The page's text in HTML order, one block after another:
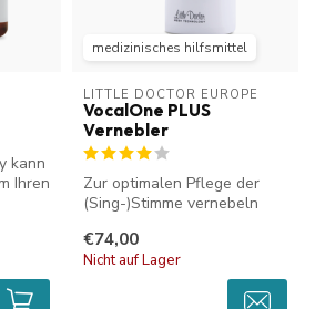
kann
Ihren
medizinisches hilfsmittel
LITTLE DOCTOR EUROPE
VocalOne PLUS
Vernebler
Zur optimalen Pflege der
(Sing-)Stimme vernebeln
Voc...
€74,00
Nicht auf Lager